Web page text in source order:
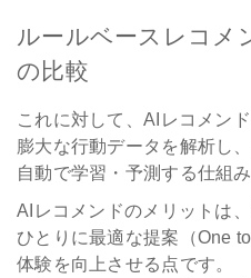
ルールベースレコメ
の比較
これに対して、AIレコメン
膨大な行動データを解析し
自動で学習・予測する仕組み
AIレコメンドのメリットは
ひとりに最適な提案（One
体験を向上させる点です。